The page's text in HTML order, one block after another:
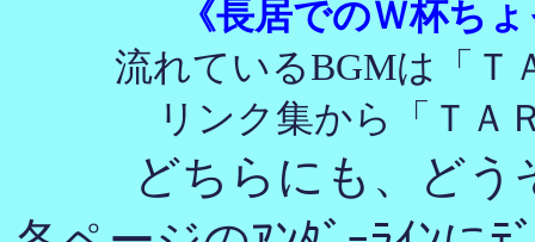
《長居でのＷ杯ち
流れているBGMは「Ｔ
リンク集から「ＴＡ
どちらにも、ど